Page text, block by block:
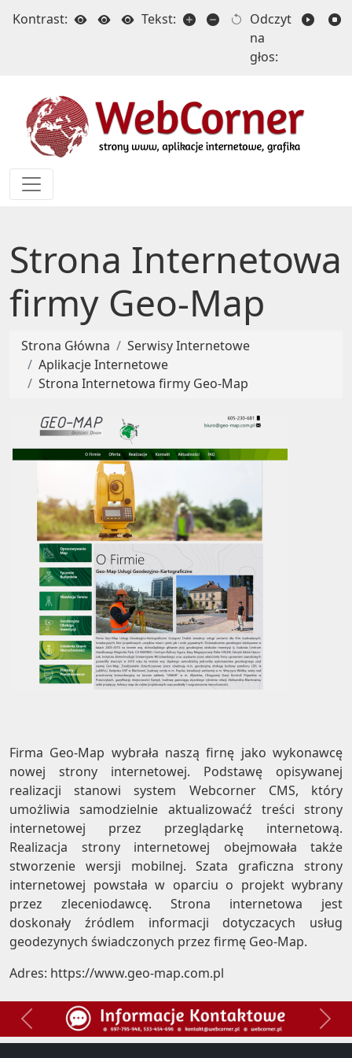
Kontrast: Tekst:
Odczyt
na
głos:
Strona Internetowa
firmy Geo-Map
Strona Główna
Serwisy Internetowe
Aplikacje Internetowe
Strona Internetowa firmy Geo-Map
Firma Geo-Map wybrała naszą firnę jako wykonawcę
nowej strony internetowej. Podstawę opisywanej
realizacji stanowi system Webcorner CMS, który
umożliwia samodzielnie aktualizowaćź treści strony
internetowej przez przeglądarkę internetową.
Realizacja strony internetowej obejmowała także
stworzenie wersji mobilnej. Szata graficzna strony
internetowej powstała w oparciu o projekt wybrany
przez zleceniodawcę. Strona internetowa jest
doskonały źródlem informacji dotyczacych usług
geodezynych świadczonych przez firmę Geo-Map.
Adres: https://www.geo-map.com.pl
Previous Next